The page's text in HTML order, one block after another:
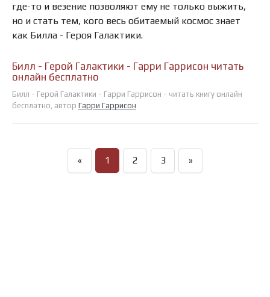
где-то и везение позволяют ему не только выжить,
но и стать тем, кого весь обитаемый космос знает
как Билла - Героя Галактики.
Билл - Герой Галактики - Гарри Гаррисон читать
онлайн бесплатно
Билл - Герой Галактики - Гарри Гаррисон - читать книгу онлайн
бесплатно, автор Гарри Гаррисон
« 1 2 3 »